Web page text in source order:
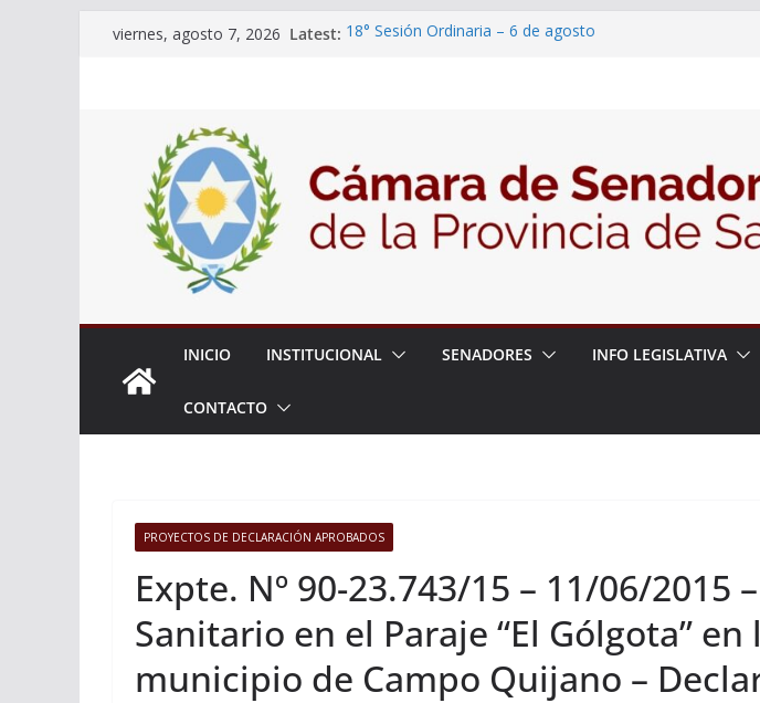
Skipviernes, agosto 7, 2026 Latest: 18° Sesión Ordinaria – 6 de agosto
Expte. Nº 90-34.516/2026 – 06/08/26 – Créase el Ente
de Protección y Control Vegetal
INICIO INSTITUCIONAL SENADORES INFO LEGISLATIVA
CONTACTO
PROYECTOS DE DECLARACIÓN APROBADOS
Expte. Nº 90-23.743/15 – 11/06/2015
Sanitario en el Paraje “El Gólgota”
municipio de Campo Quijano –